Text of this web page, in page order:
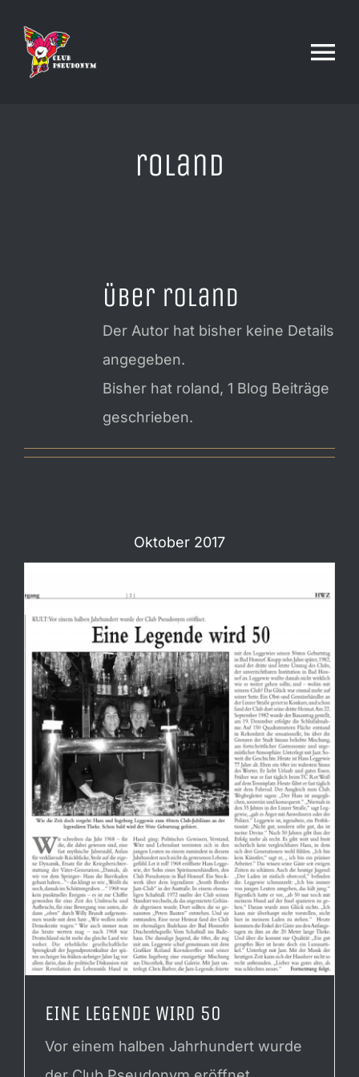
Inhalt
springen
LOCATION
NEWS & EVENTS
roland
Über roland
Der Autor hat bisher keine Details
angegeben.
Bisher hat roland, 1 Blog Beiträge
geschrieben.
Oktober 2017
EINE LEGENDE WIRD 50
Vor einem halben Jahrhundert wurde